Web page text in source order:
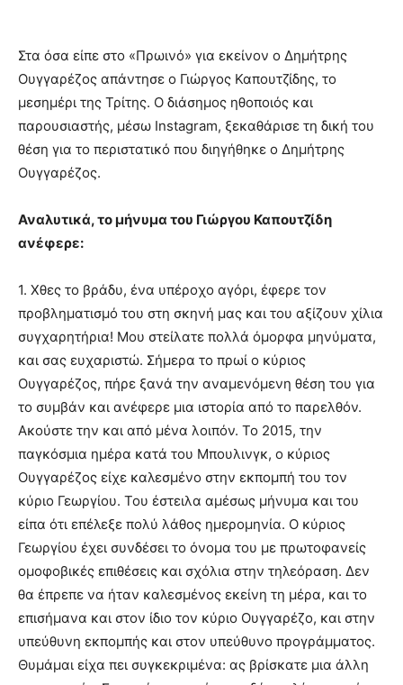
Στα όσα είπε στο «Πρωινό» για εκείνον ο Δημήτρης
Ουγγαρέζος απάντησε ο Γιώργος Καπουτζίδης, το
μεσημέρι της Τρίτης. Ο διάσημος ηθοποιός και
παρουσιαστής, μέσω Instagram, ξεκαθάρισε τη δική του
θέση για το περιστατικό που διηγήθηκε ο Δημήτρης
Ουγγαρέζος.
Αναλυτικά, το μήνυμα του Γιώργου Καπουτζίδη
ανέφερε:
1. Χθες το βράδυ, ένα υπέροχο αγόρι, έφερε τον
προβληματισμό του στη σκηνή μας και του αξίζουν χίλια
συγχαρητήρια! Μου στείλατε πολλά όμορφα μηνύματα,
και σας ευχαριστώ. Σήμερα το πρωί ο κύριος
Ουγγαρέζος, πήρε ξανά την αναμενόμενη θέση του για
το συμβάν και ανέφερε μια ιστορία από το παρελθόν.
Ακούστε την και από μένα λοιπόν. Το 2015, την
παγκόσμια ημέρα κατά του Μπουλινγκ, ο κύριος
Ουγγαρέζος είχε καλεσμένο στην εκπομπή του τον
κύριο Γεωργίου. Του έστειλα αμέσως μήνυμα και του
είπα ότι επέλεξε πολύ λάθος ημερομηνία. Ο κύριος
Γεωργίου έχει συνδέσει το όνομα του με πρωτοφανείς
ομοφοβικές επιθέσεις και σχόλια στην τηλεόραση. Δεν
θα έπρεπε να ήταν καλεσμένος εκείνη τη μέρα, και το
επισήμανα και στον ίδιο τον κύριο Ουγγαρέζο, και στην
υπεύθυνη εκπομπής και στον υπεύθυνο προγράμματος.
Θυμάμαι είχα πει συγκεκριμένα: ας βρίσκατε μια άλλη